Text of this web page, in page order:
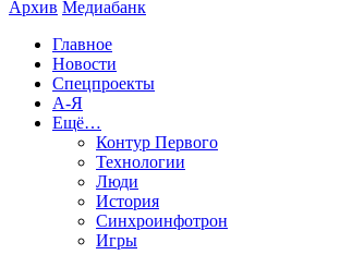
Архив Медиабанк
Главное
Новости
Спецпроекты
А-Я
Ещё…
Контур Первого
Технологии
Люди
История
Синхроинфотрон
Игры